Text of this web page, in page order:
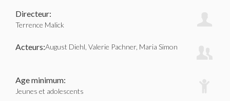
Directeur:
Terrence Malick
Acteurs:August Diehl, Valerie Pachner, Maria Simon
Age minimum:
Jeunes et adolescents